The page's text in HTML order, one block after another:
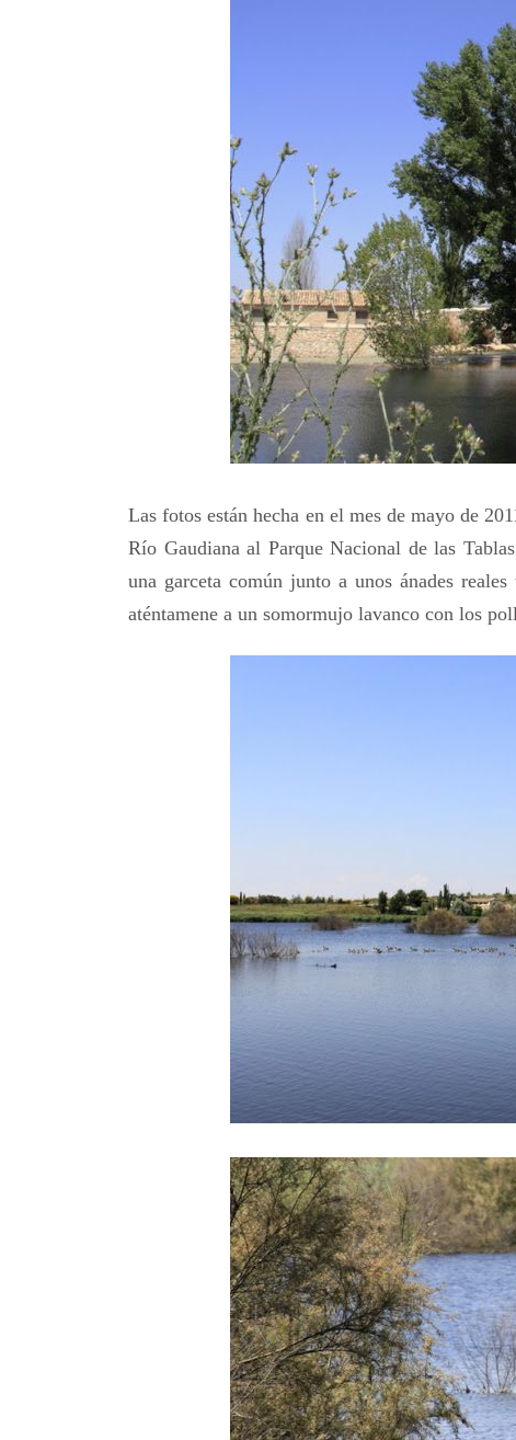
Las fotos están hecha en el mes de mayo de
Río Gaudiana al Parque Nacional de las
una garceta común junto a unos ánades
aténtamene a un somormujo lavanco con los